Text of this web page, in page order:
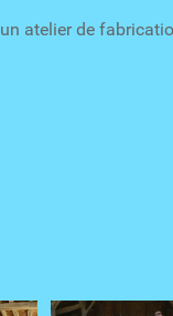
atelier de